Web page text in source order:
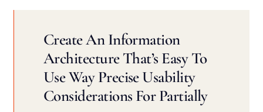
Create An Information
Architecture That’s Easy To
Use Way Precise Usability
Considerations For Partially